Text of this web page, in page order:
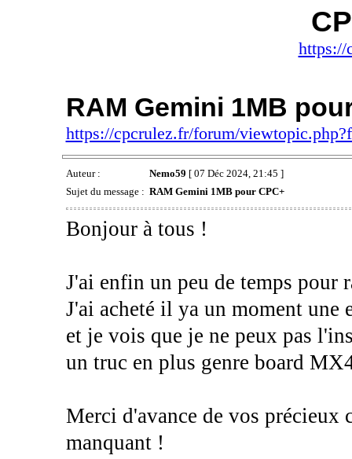
https://
RAM Gemini 1MB
https://cpcrulez.fr/forum/
Auteur : Nemo59 [ 07 Déc 2024, 21:45 ]
Sujet du message : RAM Gemini 1MB pour CPC+
Bonjour à tous !
J'ai enfin un peu de temps pour
J'ai acheté il ya un moment
et je vois que je ne peux pas
un truc en plus genre board
Merci d'avance de vos précieux
manquant !